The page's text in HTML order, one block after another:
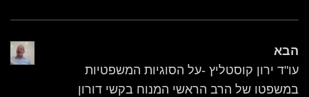
הבא
עו"ד ירון קוסטליץ -על הסוגיות המשפטיות
במשפטו של הרב הראשי המנוח בקשי דורון